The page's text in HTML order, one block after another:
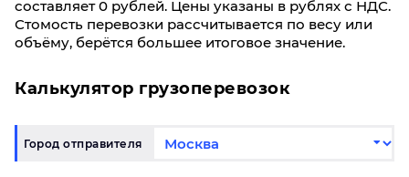
составляет 0 рублей. Цены указаны в рублях с НДС.
Стомость перевозки рассчитывается по весу или
объёму, берётся большее итоговое значение.
Калькулятор грузоперевозок
Город отправителя